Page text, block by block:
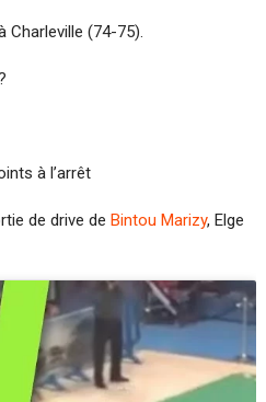
Charleville (74-75).
à l’arrêt
de drive de Bintou Marizy, Elge